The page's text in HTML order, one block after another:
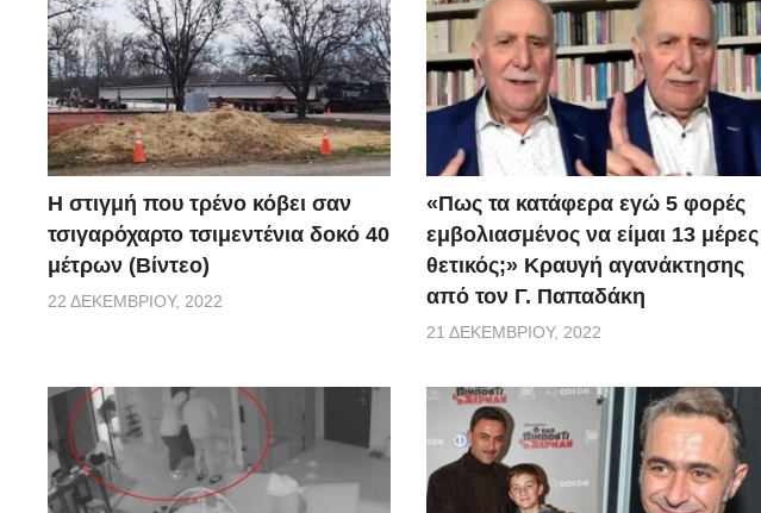
H στιγμή που τρένο κόβει σαν
τσιγαρόχαρτο τσιμεντένια δοκό 40
μέτρων (Βίντεο)
22 ΔΕΚΕΜΒΡΊΟΥ, 2022
«Πως τα κατάφερα εγώ 5 φορές
εμβoλιασμένος να είμαι 13 μέρες
θετικός;» Κραυγή αγανάκτησης
από τον Γ. Παπαδάκη
21 ΔΕΚΕΜΒΡΊΟΥ, 2022